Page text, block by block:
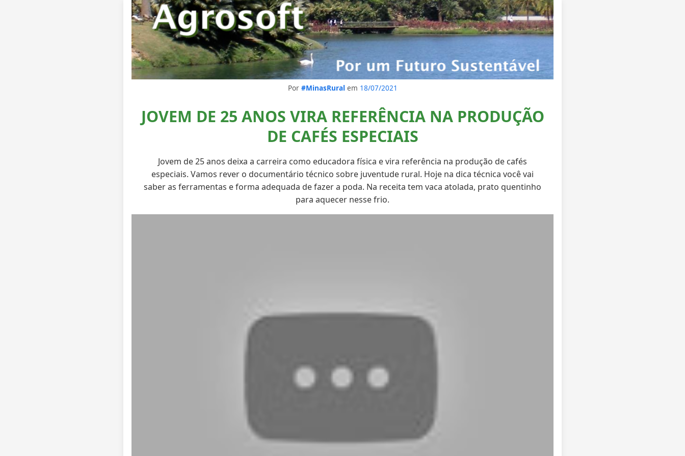
Por #MinasRural em 18/07/2021
JOVEM DE 25 ANOS VIRA REFERÊNCIA NA PRODUÇÃO
DE CAFÉS ESPECIAIS
Jovem de 25 anos deixa a carreira como educadora física e vira referência na produção de cafés
especiais. Vamos rever o documentário técnico sobre juventude rural. Hoje na dica técnica você vai
saber as ferramentas e forma adequada de fazer a poda. Na receita tem vaca atolada, prato quentinho
para aquecer nesse frio.